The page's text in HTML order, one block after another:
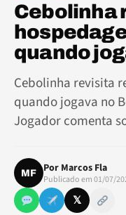
Cebolinha
quando
Cebolinha revisita
quando jogava no
Jogador comenta
MF Por Marcos Fla
Publicado em 01/07/
𝕏